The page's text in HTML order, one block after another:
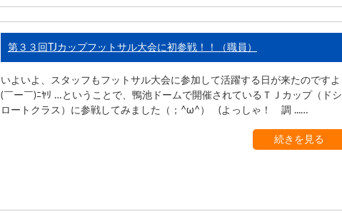
第３３回TJカップフットサル大会に初参戦！！（職員）
いよいよ、スタッフもフットサル大会に参加して活躍する日が来たのですよ
(￣ー￣)ﾆﾔﾘ …ということで、鴨池ドームで開催されているＴＪカップ（ドシ
ロートクラス）に参戦してみました（；^ω^） (よっしゃ！ 調 ...…
続きを見る